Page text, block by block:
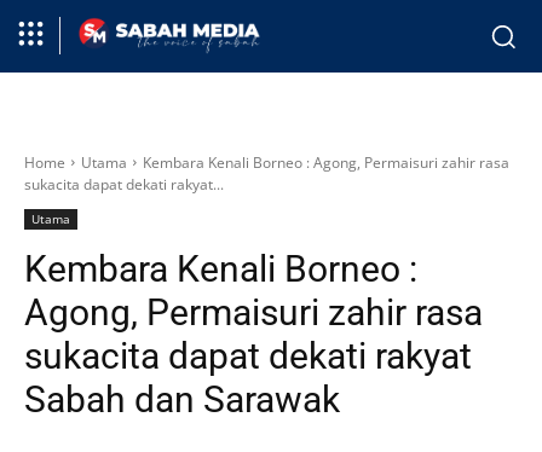
Home Utama
Kembara Kenali Borneo : Agong, Permaisuri zahir rasa
sukacita dapat dekati rakyat...
Utama
Kembara Kenali Borneo :
Agong, Permaisuri zahir rasa
sukacita dapat dekati rakyat
Sabah dan Sarawak